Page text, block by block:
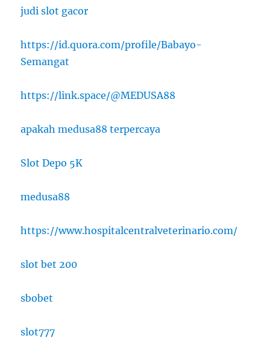
judi slot gacor
https://id.quora.com/profile/Babayo-
Semangat
https://link.space/@MEDUSA88
apakah medusa88 terpercaya
Slot Depo 5K
medusa88
https://www.hospitalcentralveterinario.com/
slot bet 200
sbobet
slot777